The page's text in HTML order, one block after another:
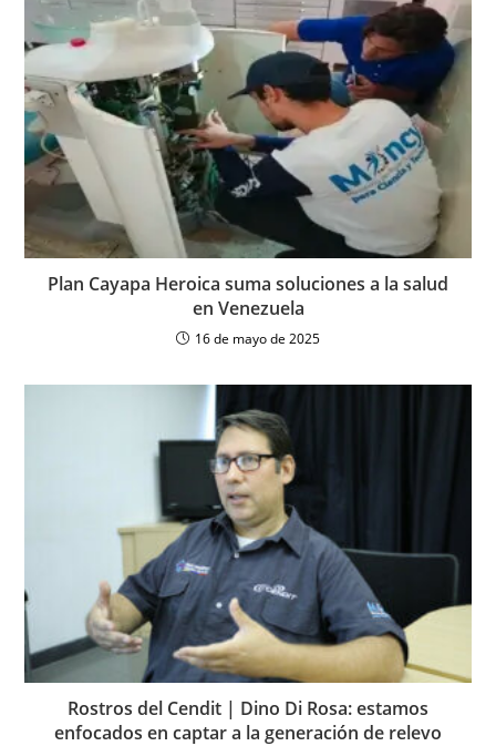
Plan Cayapa Heroica suma soluciones a la salud
en Venezuela
16 de mayo de 2025
Rostros del Cendit | Dino Di Rosa: estamos
enfocados en captar a la generación de relevo